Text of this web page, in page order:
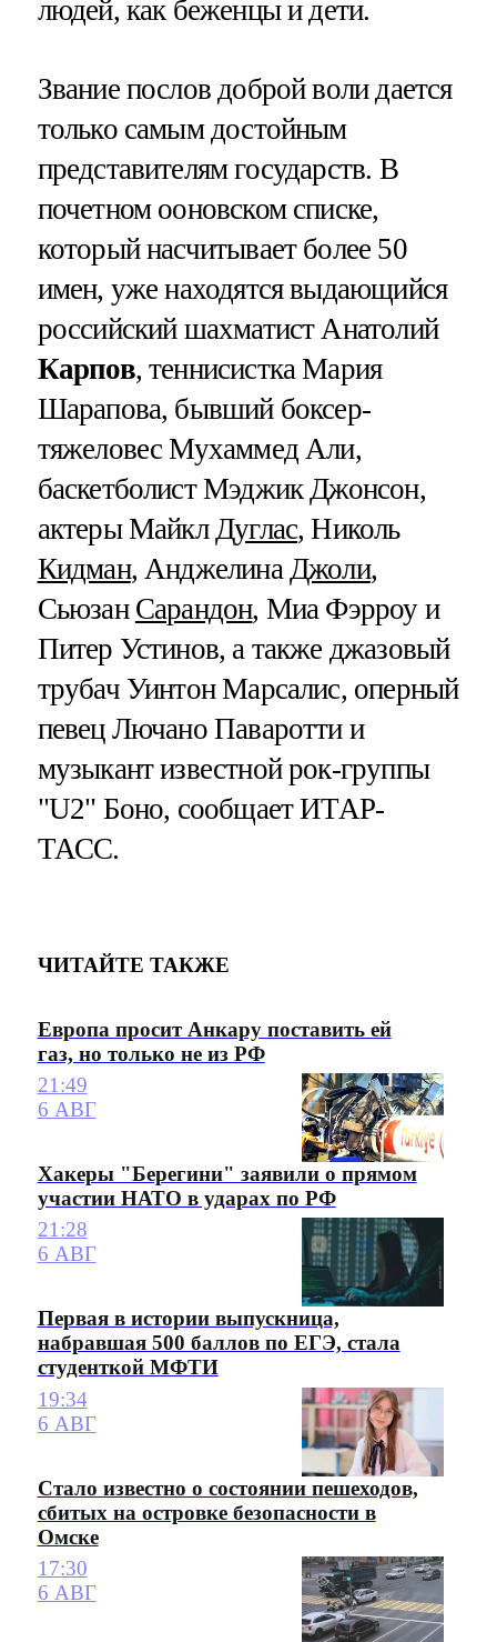
людей, как беженцы и дети.
Звание послов доброй воли дается
только самым достойным
представителям государств. В
почетном ооновском списке,
который насчитывает более 50
имен, уже находятся выдающийся
российский шахматист Анатолий
Карпов, теннисистка Мария
Шарапова, бывший боксер-
тяжеловес Мухаммед Али,
баскетболист Мэджик Джонсон,
актеры МайклДуглас, Николь
Кидман, АнджелинаДжоли,
Сьюзан Сарандон, Миа Фэрроу и
Питер Устинов, а также джазовый
трубач Уинтон Марсалис, оперный
певец Лючано Паваротти и
музыкант известной рок-группы
"U2" Боно, сообщает ИТАР-
ТАСС.
ЧИТАЙТЕ ТАКЖЕ
Европа просит Анкару поставить ей
газ, но только не из РФ
21:49
6 АВГ
Хакеры "Берегини" заявили о прямом
участии НАТО в ударах по РФ
21:28
6 АВГ
Первая в истории выпускница,
набравшая 500 баллов по ЕГЭ, стала
студенткой МФТИ
19:34
6 АВГ
Стало известно о состоянии пешеходов,
сбитых на островке безопасности в
Омске
17:30
6 АВГ